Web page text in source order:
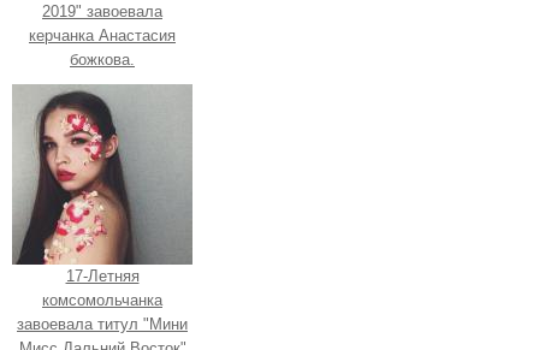
2019" завоевала
керчанка Анастасия
божкова.
17-Летняя
комсомольчанка
завоевала титул "Мини